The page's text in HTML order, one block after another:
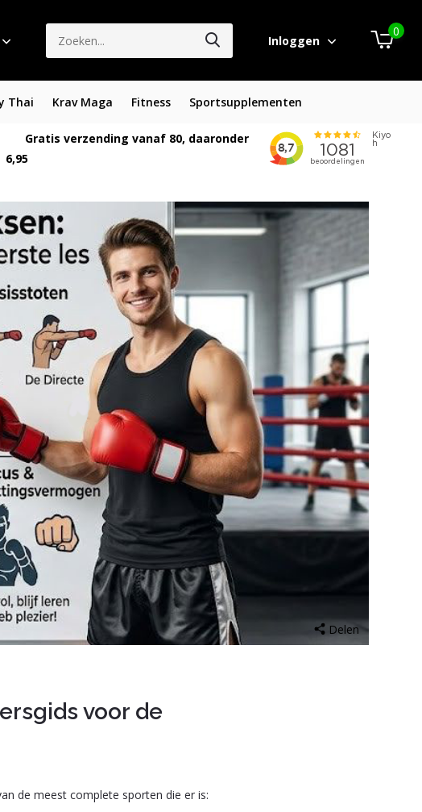
Inloggen
0
Thai Krav Maga Fitness Sportsupplementen
Gratis verzending vanaf 80, daaronder
6,95
Delen
voor de
de meest complete sporten die er is: